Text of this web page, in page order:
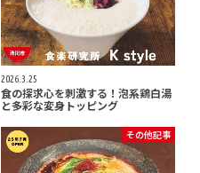
2026.3.25
食の探求心を刺激する！泡系鶏白湯
と多彩な変身トッピング
その他記事